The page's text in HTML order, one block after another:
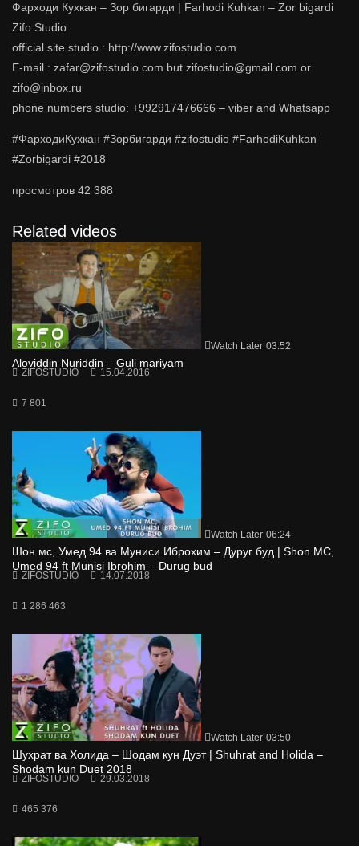
Фарходи Кухкан – Зор бигарди | Farhodi Kuhkan – Zor bigardi
Zifo Studio
official site studio : http://www.zifostudio.com
E-mail : zafar@zifostudio.com but zifostudio@gmail.com or
zifo@inbox.ru
phone numbers studio: +992917476666 – viber and Whatsapp
#ФарходиКухкан #Зорбигарди #zifostudio #FarhodiKuhkan
#Zorbigardi #2018
просмотров 42 388
Related videos
Watch Later 03:52
Aloviddin Nuriddin – Guli mariyam
ZIFOSTUDIO 15.04.2016
7 801
Watch Later 06:24
Шон мс, Умед 94 ва Муниси Иброхим – Дуруг буд | Shon MC,
Umed 94 ft Munisi Ibrohim – Durug bud
ZIFOSTUDIO 14.07.2018
1 286 463
Watch Later 03:50
Шухрат ва Холида – Шодам кун Дуэт | Shuhrat and Holida –
Shodam kun Duet 2018
ZIFOSTUDIO 29.03.2018
465 376